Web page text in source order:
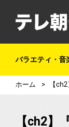
バラエティ・音
ホーム
【ch2】